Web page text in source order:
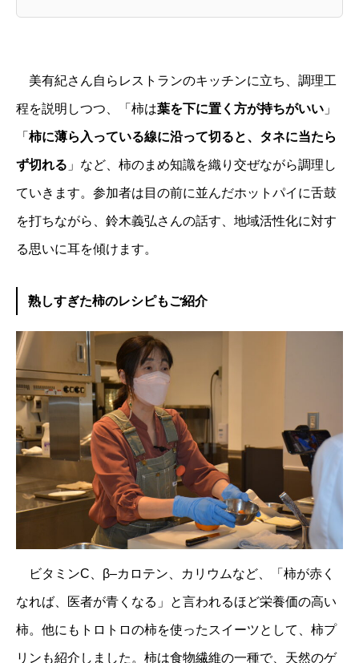
美有紀さん自らレストランのキッチンに立ち、調理工
程を説明しつつ、「柿は葉を下に置く方が持ちがいい 」
「 柿に薄ら入っている線に沿って切ると、タネに当たら
ず切れる 」など、柿のまめ知識を織り交ぜながら調理し
ていきます。参加者は目の前に並んだホットパイに舌鼓
を打ちながら、鈴木義弘さんの話す、地域活性化に対す
る思いに耳を傾けます。
熟しすぎた柿のレシピもご紹介
ビタミンC、β–カロテン、カリウムなど、「柿が赤く
なれば、医者が青くなる」と言われるほど栄養価の高い
柿。他にもトロトロの柿を使ったスイーツとして、柿プ
リンも紹介しました。柿は食物繊維の一種で、天然のゲ